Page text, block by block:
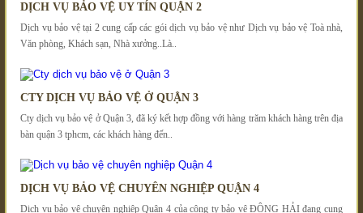
DỊCH VỤ BẢO VỆ UY TÍN QUẬN 2
Dịch vụ bảo vệ tại 2 cung cấp các gói dịch vụ bảo vệ như Dịch vụ bảo vệ Toà nhà,
Văn phòng, Khách sạn, Nhà xưởng..Là..
CTY DỊCH VỤ BẢO VỆ Ở QUẬN 3
Cty dịch vụ bảo vệ ở Quận 3, đã ký kết hợp đồng với hàng trăm khách hàng trên địa
bàn quận 3 tphcm, các khách hàng đến..
DỊCH VỤ BẢO VỆ CHUYÊN NGHIỆP QUẬN 4
Dịch vụ bảo vệ chuyên nghiệp Quận 4 của công ty bảo vệ ĐÔNG HẢI đang cung